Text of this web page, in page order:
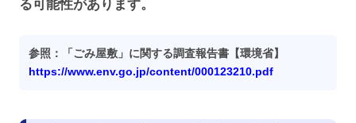
る可能性があります。
参照：「ごみ屋敷」に関する調査報告書【環境省】
https://www.env.go.jp/content/000123210.pdf